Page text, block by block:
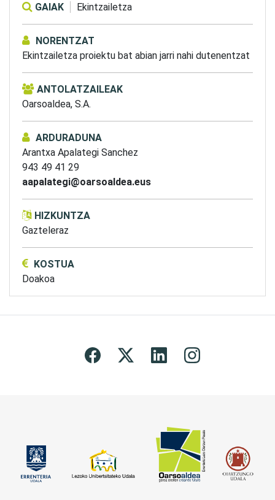
GAIAK Ekintzailetza
NORENTZAT
Ekintzailetza proiektu bat abian jarri nahi dutenentzat
ANTOLATZAILEAK
Oarsoaldea, S.A.
ARDURADUNA
Arantxa Apalategi Sanchez
943 49 41 29
aapalategi@oarsoaldea.eus
HIZKUNTZA
Gazteleraz
KOSTUA
Doakoa